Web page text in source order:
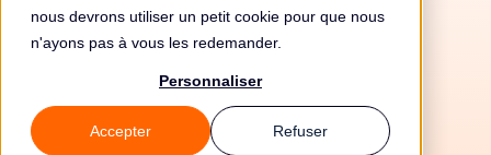
nous devrons utiliser un petit cookie pour que nous
n'ayons pas à vous les redemander.
Personnaliser
Accepter Refuser